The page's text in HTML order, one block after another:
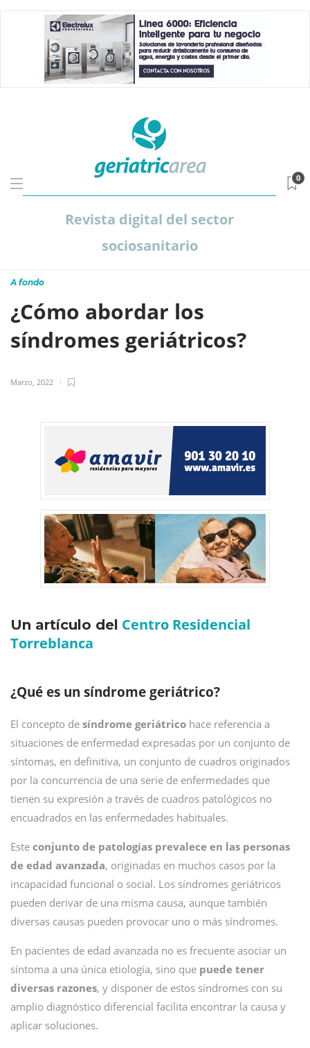
Revista digital del sector
sociosanitario
0
A fondo
¿Cómo abordar los
síndromes geriátricos?
Marzo, 2022
Un artículo del Centro Residencial
Torreblanca
¿Qué es un síndrome geriátrico?
El concepto de síndrome geriátrico hace referencia a
situaciones de enfermedad expresadas por un conjunto de
síntomas, en definitiva, un conjunto de cuadros originados
por la concurrencia de una serie de enfermedades que
tienen su expresión a través de cuadros patológicos no
encuadrados en las enfermedades habituales.
Este conjunto de patologías prevalece en las personas
de edad avanzada, originadas en muchos casos por la
incapacidad funcional o social. Los síndromes geriátricos
pueden derivar de una misma causa, aunque también
diversas causas pueden provocar uno o más síndromes.
En pacientes de edad avanzada no es frecuente asociar un
síntoma a una única etiología, sino que puede tener
diversas razones, y disponer de estos síndromes con su
amplio diagnóstico diferencial facilita encontrar la causa y
aplicar soluciones.